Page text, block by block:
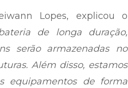
Lopes, explicou o
de longa duração,
serão armazenadas no
Além disso, estamos
equipamentos de forma